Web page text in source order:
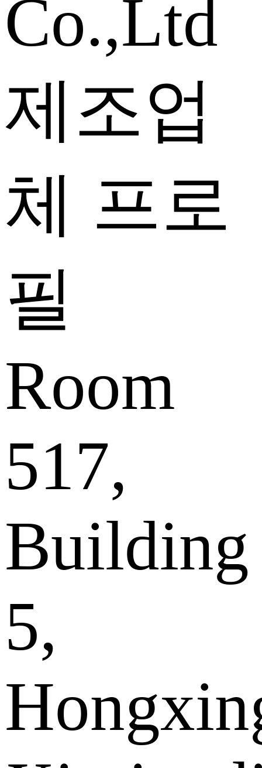
Co.,Ltd
제조업
체 프로
필
Room
517,
Building
5,